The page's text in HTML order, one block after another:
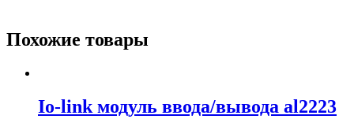
Похожие товары
Io-link модуль ввода/вывода al2223